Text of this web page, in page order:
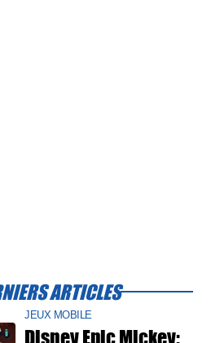
ARTICLES
JEUX MOBILE